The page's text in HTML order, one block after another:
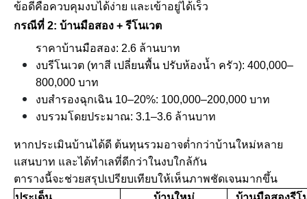
ข้อดีคือควบคุมงบได้ง่าย และเข้าอยู่ได้เร็ว
กรณีที่ 2: บ้านมือสอง + รีโนเวต
ราคาบ้านมือสอง: 2.6 ล้านบาท
งบรีโนเวต (ทาสี เปลี่ยนพื้น ปรับห้องน้ำ ครัว): 400,000–
800,000 บาท
งบสำรองฉุกเฉิน 10–20%: 100,000–200,000 บาท
งบรวมโดยประมาณ: 3.1–3.6 ล้านบาท
หากประเมินบ้านได้ดี ต้นทุนรวมอาจต่ำกว่าบ้านใหม่หลาย
แสนบาท และได้ทำเลที่ดีกว่าในงบใกล้กัน
ตารางนี้จะช่วยสรุปเปรียบเทียบให้เห็นภาพชัดเจนมากขึ้น